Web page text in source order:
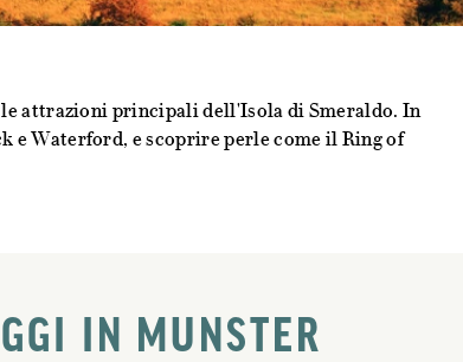
attrazioni principali dell'Isola di Smeraldo. In
e Waterford, e scoprire perle come il Ring of
IN MUNSTER